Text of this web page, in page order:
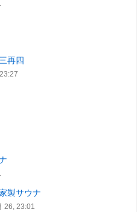
再四
製サウナ
26, 23:01